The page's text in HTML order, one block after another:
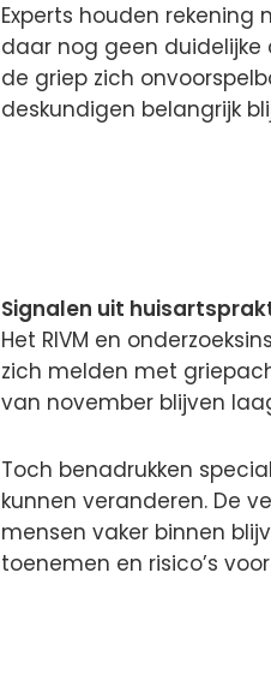
Experts houden
daar nog geen duidelijke
de griep zich
deskundigen belangrijk
Signalen uit
Het RIVM en
zich melden met
van november blijven
Toch benadrukken
kunnen veranderen. De
mensen vaker binnen
toenemen en risico’s